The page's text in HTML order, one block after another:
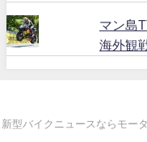
マン島
海外観
新型バイクニュースならモー